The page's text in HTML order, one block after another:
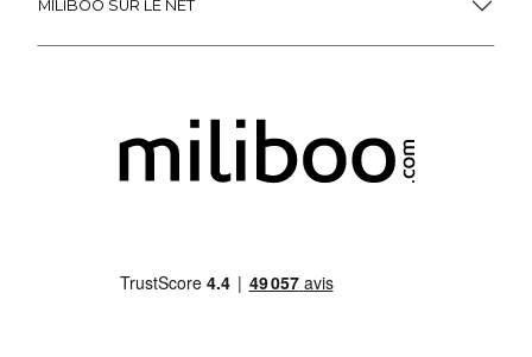
MILIBOO SUR LE NET